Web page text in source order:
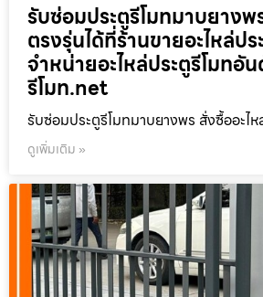
รับซ่อมประตูรีโมทมาบยางพ
ตรงรุ่นได้ที่ร้านขายอะไหล่ป
จำหน่ายอะไหล่ประตูรีโมทอั
รีโมท.net
รับซ่อมประตูรีโมทมาบยางพร สั่งซื้ออะไห
ดูเพิ่มเติม »